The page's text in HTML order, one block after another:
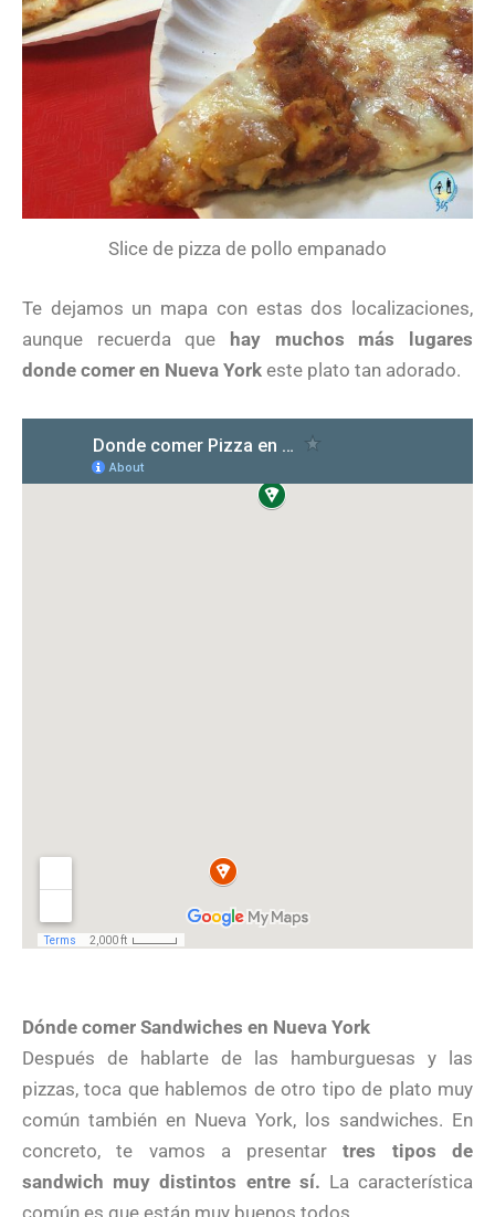
Slice de pizza de pollo empanado
Te dejamos un mapa con estas dos localizaciones,
aunque recuerda que hay muchos más lugares
donde comer en Nueva York este plato tan adorado.
Dónde comer Sandwiches en Nueva York
Después de hablarte de las hamburguesas y las
pizzas, toca que hablemos de otro tipo de plato muy
común también en Nueva York, los sandwiches. En
concreto, te vamos a presentartres tipos de
sandwich muy distintos entre sí. La característica